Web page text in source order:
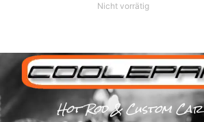
Nicht vorrätig
Hot Rod & Custom